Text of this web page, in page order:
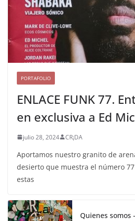
PORTAFOLIO
ENLACE FUNK 77.
en exclusiva a Ed
julio 28, 2024 CR¡DA
Aportamos nuestro granito de
desierto que muestra el número 77
estas
Quienes somos